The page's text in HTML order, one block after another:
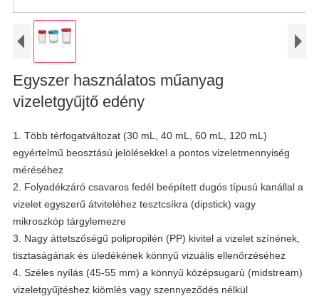
Egyszer használatos műanyag
vizeletgyűjtő edény
1. Több térfogatváltozat (30 mL, 40 mL, 60 mL, 120 mL)
egyértelmű beosztású jelölésekkel a pontos vizeletmennyiség
méréséhez
2. Folyadékzáró csavaros fedél beépített dugós típusú kanállal a
vizelet egyszerű átviteléhez tesztcsíkra (dipstick) vagy
mikroszkóp tárgylemezre
3. Nagy áttetszőségű polipropilén (PP) kivitel a vizelet színének,
tisztaságának és üledékének könnyű vizuális ellenőrzéséhez
4. Széles nyílás (45-55 mm) a könnyű középsugarú (midstream)
vizeletgyűjtéshez kiömlés vagy szennyeződés nélkül